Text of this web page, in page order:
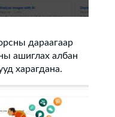
дараагаар
ашиглах албан
харагдана.